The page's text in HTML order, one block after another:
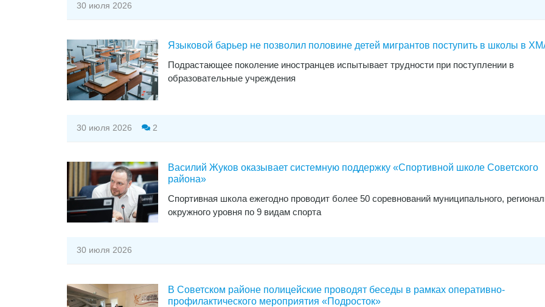
30 июля 2026
Языковой барьер не позволил половине детей мигрантов поступить в школы в
Подрастающее поколение иностранцев испытывает трудности при поступлении в
образовательные учреждения
30 июля 2026 2
Василий Жуков оказывает системную поддержку «Спортивной школе Советского
района»
Спортивная школа ежегодно проводит более 50 соревнований муниципального,
окружного уровня по 9 видам спорта
30 июля 2026
В Советском районе полицейские проводят беседы в рамках оперативно-
профилактического мероприятия «Подросток»